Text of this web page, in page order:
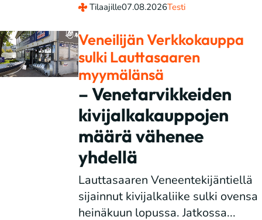
Tilaajille07.08.2026Testi
Veneilijän Verkkokauppa
sulki Lauttasaaren
myymälänsä
– Venetarvikkeiden
kivijalkakauppojen
määrä vähenee
yhdellä
Lauttasaaren Veneentekijäntiellä
sijainnut kivijalkaliike sulki ovensa
heinäkuun lopussa. Jatkossa...